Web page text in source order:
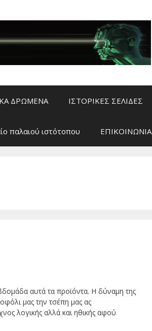
ΔΡΩΜΕΝΑ ΙΣΤΟΡΙΚΕΣ ΣΕΛΙΔΕΣ
παλαιού ιστότοπου ΕΠΙΚΟΙΝΩΝΙΑ
αυτά τα προϊόντα. Η δύναμη της
μας την τσέπη μας ας
λογικής αλλά και ηθικής αφού